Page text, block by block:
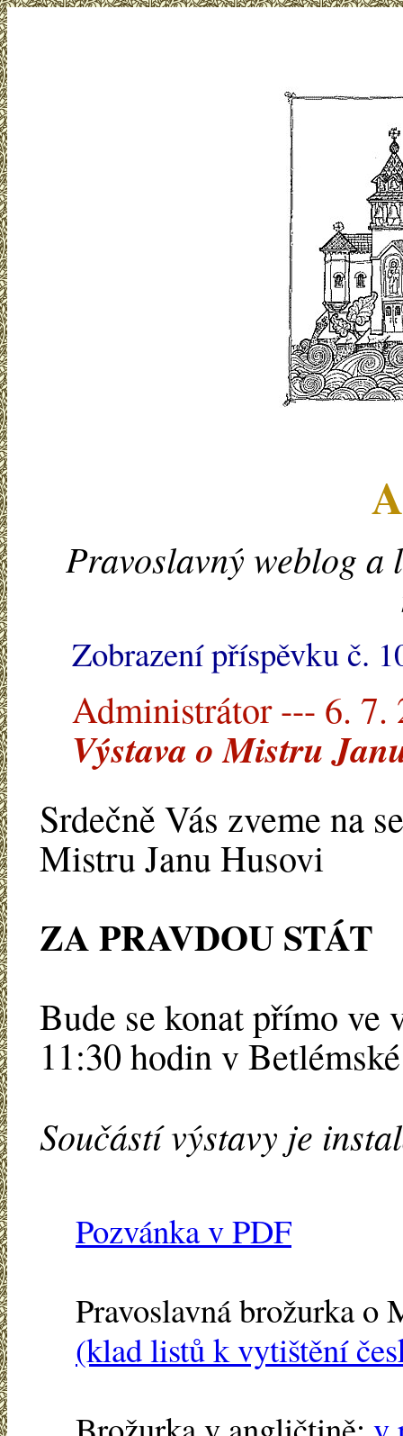
Pravoslavný weblog a
Zobrazení příspěvku č.
Administrátor --- 6. 7.
Výstava o Mistru
Srdečně Vás zveme na
Mistru Janu Husovi
ZA PRAVDOU STÁT
Bude se konat přímo ve
11:30 hodin v
Součástí výstavy je
Pozvánka v PDF
Pravoslavná brožurka o
(klad listů k vytištění